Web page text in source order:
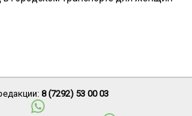
8 (7292) 53 00 03